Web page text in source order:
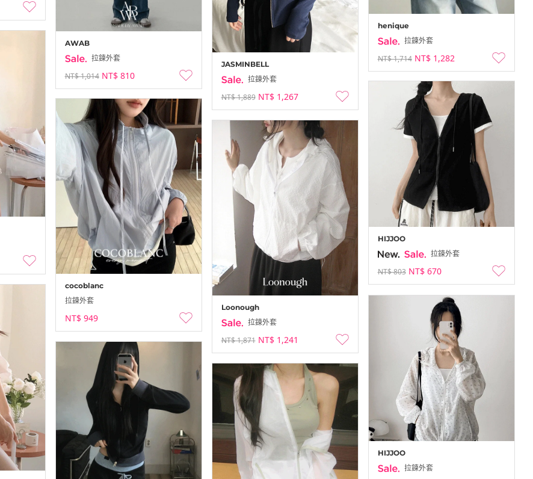
AWAB
拉鍊外套
NT$ 1,014 NT$ 810
henique
拉鍊外套
NT$ 1,714 NT$ 1,282
JASMINBELL
拉鍊外套
NT$ 1,889 NT$ 1,267
HIJJOO
拉鍊外套
NT$ 803 NT$ 670
cocoblanc
拉鍊外套
NT$ 949
Loonough
拉鍊外套
NT$ 1,871 NT$ 1,241
HIJJOO
拉鍊外套